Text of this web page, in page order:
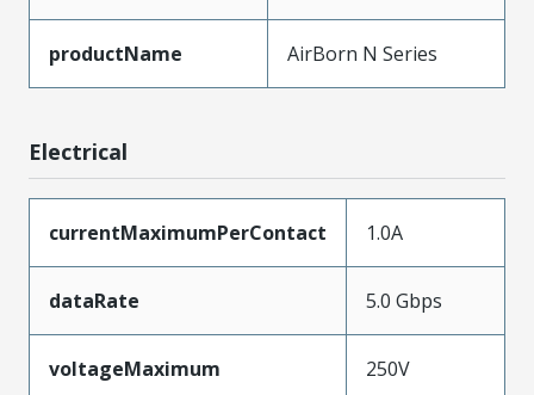
productName AirBorn N Series
Electrical
currentMaximumPerContact 1.0A
dataRate 5.0 Gbps
voltageMaximum 250V